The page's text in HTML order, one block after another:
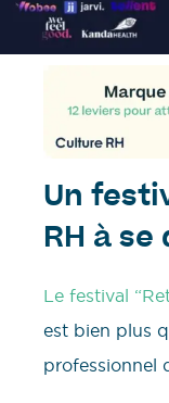
Un
RH à
Le festival
est bien plus
professionnel